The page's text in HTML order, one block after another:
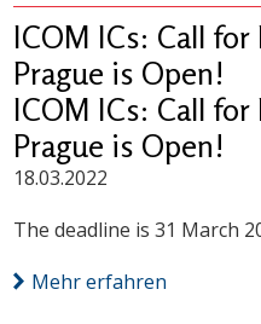
ICOM ICs: Call for
Prague is Open!
ICOM ICs: Call for
Prague is Open!
18.03.2022
The deadline is 31 March
Mehr erfahren